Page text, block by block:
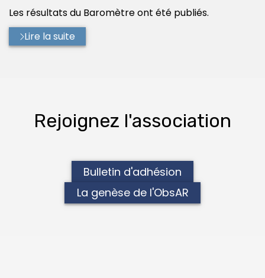
Les résultats du Baromètre ont été publiés.
Lire la suite
Rejoignez l'association
Bulletin d'adhésion
La genèse de l'ObsAR